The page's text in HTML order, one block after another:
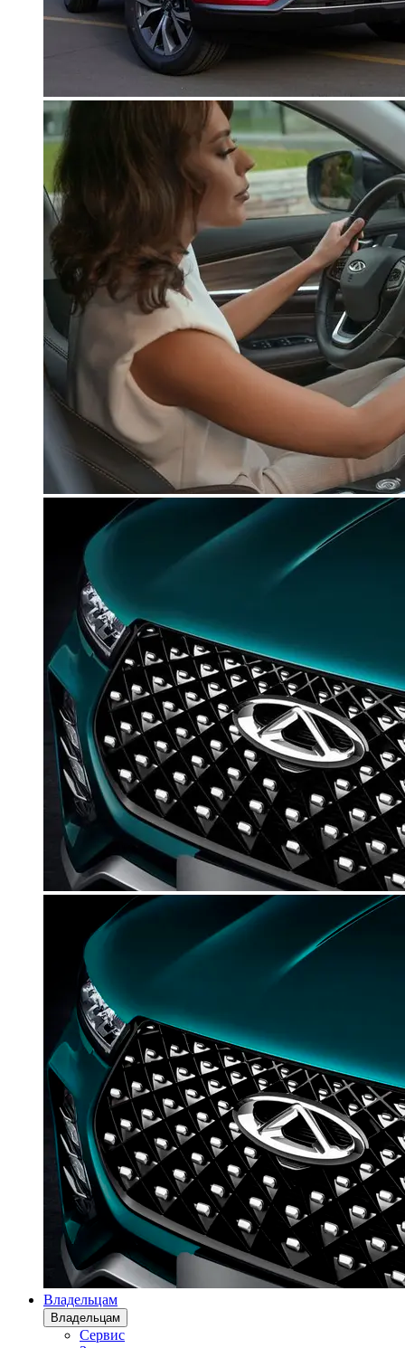
Владельцам
Владельцам
Сервис